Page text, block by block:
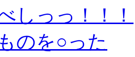
しっっ！！！
のを○った